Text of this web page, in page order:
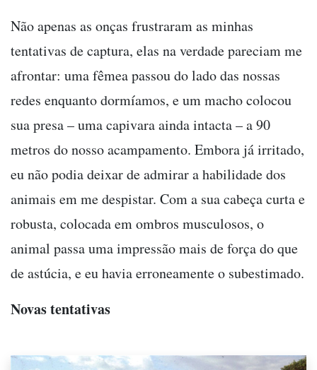
Não apenas as onças frustraram as minhas
tentativas de captura, elas na verdade pareciam me
afrontar: uma fêmea passou do lado das nossas
redes enquanto dormíamos, e um macho colocou
sua presa – uma capivara ainda intacta – a 90
metros do nosso acampamento. Embora já irritado,
eu não podia deixar de admirar a habilidade dos
animais em me despistar. Com a sua cabeça curta e
robusta, colocada em ombros musculosos, o
animal passa uma impressão mais de força do que
de astúcia, e eu havia erroneamente o subestimado.
Novas tentativas